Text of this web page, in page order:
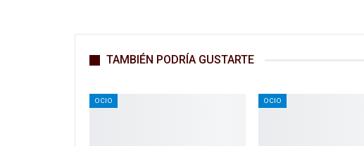
TAMBIÉN PODRÍA GUSTARTE
OCIO OCIO